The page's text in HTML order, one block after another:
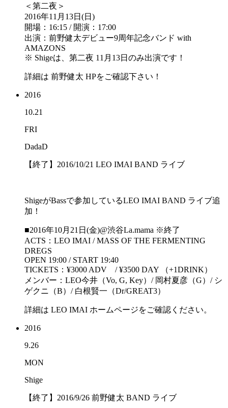
＜第二夜＞
2016年11月13日(日)
開場：16:15 / 開演：17:00
出演：前野健太デビュー9周年記念バンド with
AMAZONS
※ Shigeは、第二夜 11月13日のみ出演です！
詳細は 前野健太 HPをご確認下さい！
2016
10.21
FRI
DadaD
【終了】2016/10/21 LEO IMAI BAND ライブ
ShigeがBassで参加しているLEO IMAI BAND ライブ追
加！
■2016年10月21日(金)@渋谷La.mama ※終了
ACTS：LEO IMAI / MASS OF THE FERMENTING
DREGS
OPEN 19:00 / START 19:40
TICKETS：¥3000 ADV / ¥3500 DAY （+1DRINK）
メンバー：LEO今井（Vo, G, Key）/ 岡村夏彦（G）/ シ
ゲクニ（B）/ 白根賢一（Dr/GREAT3）
詳細は LEO IMAI ホームページをご確認ください。
2016
9.26
MON
Shige
【終了】2016/9/26 前野健太 BAND ライブ